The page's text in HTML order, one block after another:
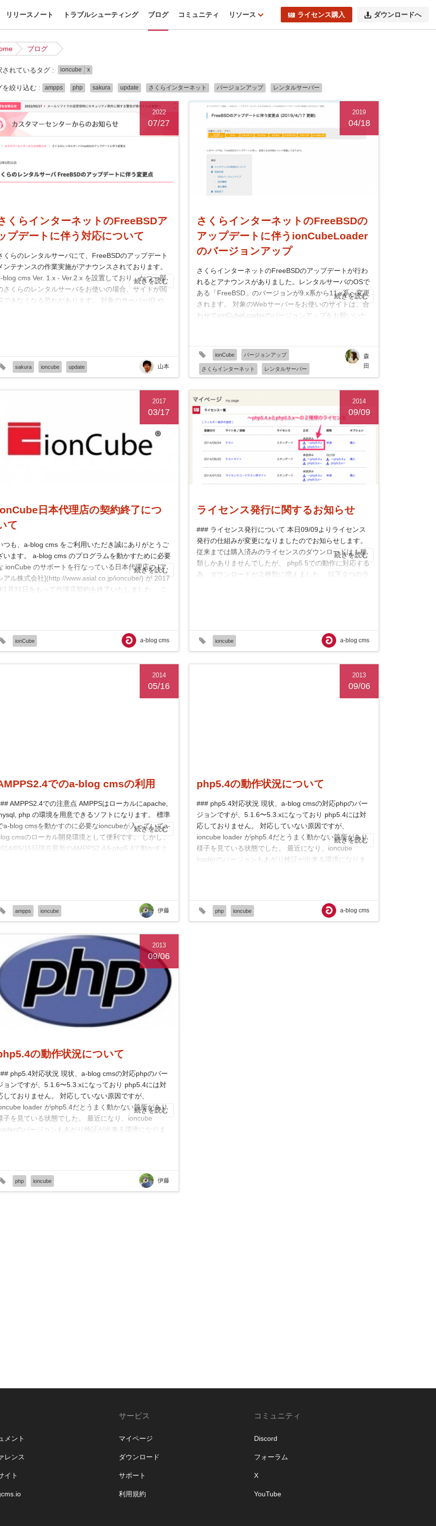
リリースノート トラブルシューティング ブログ コミュニティ リソース ライセンス購入 ダウンロードへ
ブログ
されているタグ : ioncube x
を絞り込む : ampps php sakura update さくらインターネット バージョンアップ レンタルサーバー
2022
07/27
くらインターネットのFreeBSDア
プデートに伴う対応について
くらのレンタルサーバにて、FreeBSDのアップデート
ンテナンスの作業実施がアナウンスされております。
blog cms Ver. 1.x - Ver.2.x を設置しており、かつ一部
さくらのレンタルサーバをお使いの場合、サイトが閲
できなくなる恐れがあります。 対象のサーバーID や
続きを読む
sakura ioncube update 山本
2019
04/18
さくらインターネットのFreeBSDの
アップデートに伴うionCubeLoader
のバージョンアップ
さくらインターネットのFreeBSDのアップデートが行わ
れるとアナウンスがありました。レンタルサーバのOSで
ある「FreeBSD」のバージョンが9.x系から11.x系へ変更
されます。 対象のWebサーバーをお使いのサイトは、合
わせてionCubeLoaderのバージョンアップをお願いいた
続きを読む
ionCube バージョンアップ
さくらインターネット レンタルサーバー
森
田
2017
03/17
日本代理店の契約終了につ
て
つも、a-blog cms をご利用いただき誠にありがとうご
います。 a-blog cms のプログラムを動かすために必要
ionCube のサポートを行なっている日本代理店の [ア
アル株式会社](http://www.asial.co.jp/ioncube/) が 2017
1月31日をもって代理店契約を終了いたしました。 こ
続きを読む
ionCube a-blog cms
2014
09/09
ライセンス発行に関するお知らせ
### ライセンス発行について 本日09/09よりライセンス
発行の仕組みが変更になりましたのでお知らせします。
従来までは購入済みのライセンスのダウンロードは１種
類しかありませんでしたが、 php5.5での動作に対応する
為、ダウンロードが２種類に増えました。 以下２つのラ
続きを読む
ioncube a-blog cms
2014
05/16
でのa-blog cmsの利用
AMPPS2.4での注意点 AMPPSはローカルにapache,
php の環境を用意できるソフトになります。 標準
a-blog cmsを動かすのに必要なioncubeが入っていてa-
cmsのローカル開発環境として便利です。 しかし、
05/16日現在最新のAMPPS2.4をphp5.4で動かすと
続きを読む
ampps ioncube 伊藤
2013
09/06
php5.4の動作状況について
### php5.4対応状況 現状、a-blog cmsの対応phpのバー
ジョンですが、5.1.6〜5.3.xになっており php5.4には対
応しておりません。 対応していない原因ですが、
ioncube loader がphp5.4だとうまく動かない箇所があり
様子を見ている状態でした。 最近になり、ioncube
loaderのバージョンもあがり検証が出来る環境になりま
続きを読む
php ioncube a-blog cms
2013
09/06
の動作状況について
php5.4対応状況 現状、a-blog cmsの対応phpのバー
ョンですが、5.1.6〜5.3.xになっており php5.4には対
しておりません。 対応していない原因ですが、
loader がphp5.4だとうまく動かない箇所があり
子を見ている状態でした。 最近になり、ioncube
のバージョンもあがり検証が出来る環境になりま
続きを読む
php ioncube 伊藤
メント
レンス
イト
サービス
マイページ
ダウンロード
サポート
利用規約
コミュニティ
Discord
フォーラム
X
YouTube